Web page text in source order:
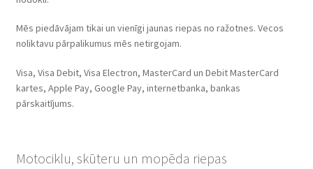
Mēs piedāvājam tikai un vienīgi jaunas riepas no ražotnes. Vecos
noliktavu pārpalikumus mēs netirgojam.
Visa, Visa Debit, Visa Electron, MasterCard un Debit MasterCard
kartes, Apple Pay, Google Pay, internetbanka, bankas
pārskaitījums.
Motociklu, skūteru un mopēda riepas